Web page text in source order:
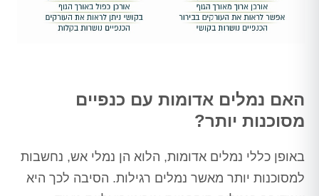
האם נמלים אדומות עם כנפיים
מסוכנות יותר?
באופן כללי נמלים אדומות, הלוא הן נמלי אש, נחשבות
למסוכנות יותר מאשר נמלים רגילות. הסיבה לכך היא